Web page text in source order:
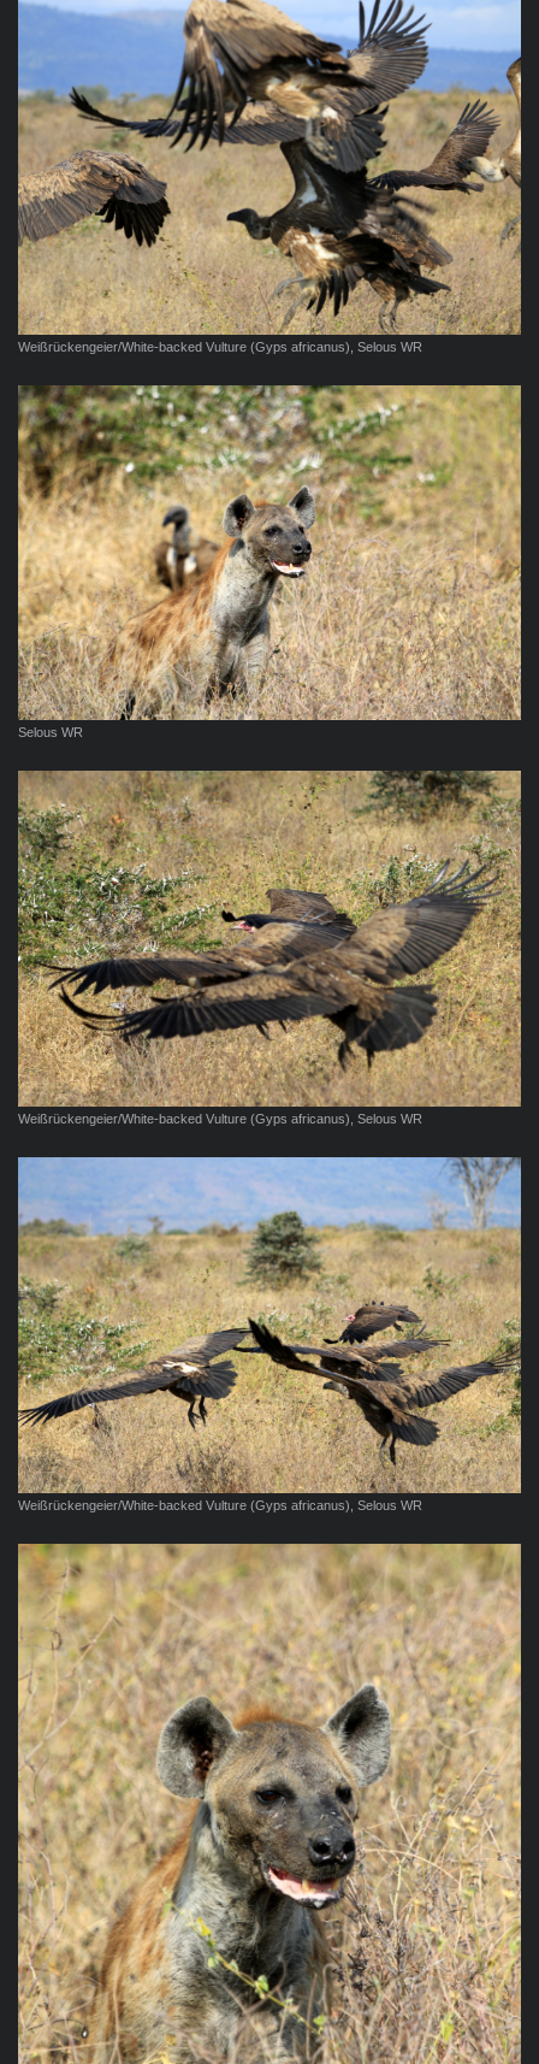
Weißrückengeier/White-backed Vulture (Gyps africanus), Selous WR
Selous WR
Weißrückengeier/White-backed Vulture (Gyps africanus), Selous WR
Weißrückengeier/White-backed Vulture (Gyps africanus), Selous WR